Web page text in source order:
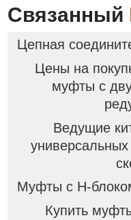
Связанный
Цепная
Цены на
муфты с
Ведущие
Муфты с H-
Купить